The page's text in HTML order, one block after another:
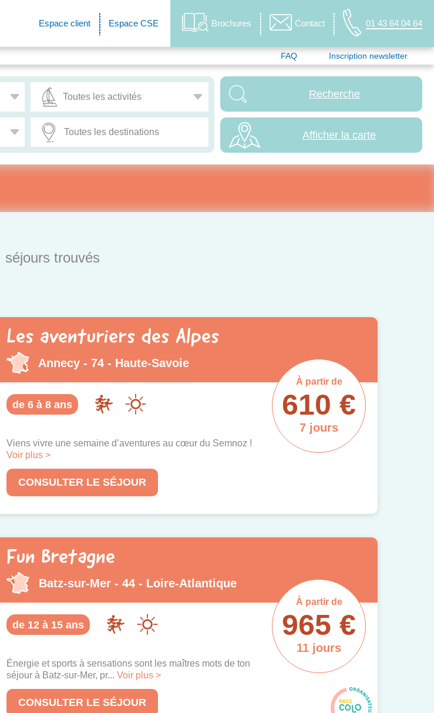
Espace client Espace CSE Brochures Contact 01 43 64 04 64
FAQ Inscription newsletter
Afficher la carte
séjours trouvés
Les aventuriers des Alpes
Annecy - 74 - Haute-Savoie
de 6 à 8 ans
À partir de
610 €
7 jours
Viens vivre une semaine d’aventures au cœur du Semnoz !
Voir plus >
CONSULTER LE SÉJOUR
Fun Bretagne
Batz-sur-Mer - 44 - Loire-Atlantique
de 12 à 15 ans
À partir de
965 €
11 jours
Énergie et sports à sensations sont les maîtres mots de ton
séjour à Batz-sur-Mer, pr... Voir plus >
CONSULTER LE SÉJOUR